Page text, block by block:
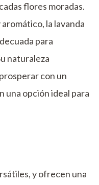
flores moradas.
la lavanda
para
naturaleza
con un
una opción ideal para
y ofrecen una